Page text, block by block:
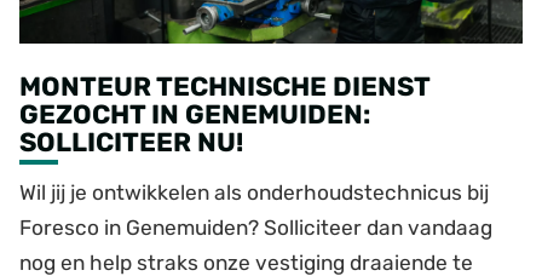
MONTEUR TECHNISCHE DIENST
GEZOCHT IN GENEMUIDEN:
SOLLICITEER NU!
Wil jij je ontwikkelen als onderhoudstechnicus bij
Foresco in Genemuiden? Solliciteer dan vandaag
nog en help straks onze vestiging draaiende te